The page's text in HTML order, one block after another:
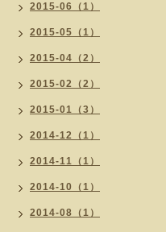
2015-06（1）
2015-05（1）
2015-04（2）
2015-02（2）
2015-01（3）
2014-12（1）
2014-11（1）
2014-10（1）
2014-08（1）